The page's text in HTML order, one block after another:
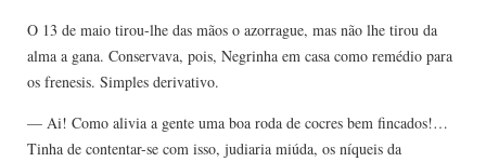
O 13 de maio tirou-lhe das mãos o azorrague, mas não lhe tirou da
alma a gana. Conservava, pois, Negrinha em casa como remédio para
os frenesis. Simples derivativo.
— Ai! Como alivia a gente uma boa roda de cocres bem fincados!…
Tinha de contentar-se com isso, judiaria miúda, os níqueis da